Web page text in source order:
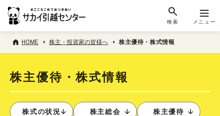
検索 メニュー
HOME 株主・投資家の皆様へ 株主優待・株式情報
株主優待・株式情報
株式の状況 株主総会 株主優待